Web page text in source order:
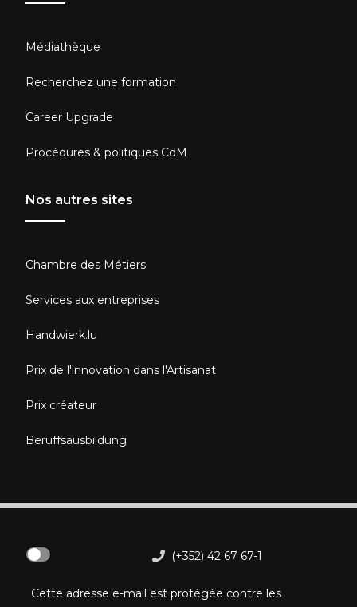
Médiathèque
Recherchez une formation
Career Upgrade
Procédures & politiques CdM
Nos autres sites
Chambre des Métiers
Services aux entreprises
Handwierk.lu
Prix de l'innovation dans l'Artisanat
Prix créateur
Beruffsausbildung
(+352) 42 67 67-1
Cette adresse e-mail est protégée contre les